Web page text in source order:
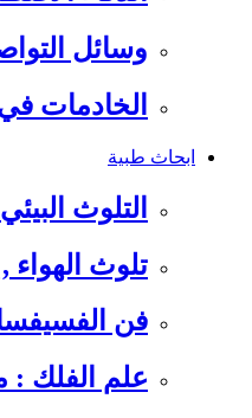
وسائل
الخادمات
ابحاث طبية
التلوث
تلوث
فن
علم الفلك